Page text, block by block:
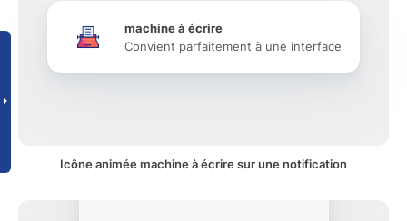
machine à écrire
Convient parfaitement à une interface
Icône animée machine à écrire sur une notification